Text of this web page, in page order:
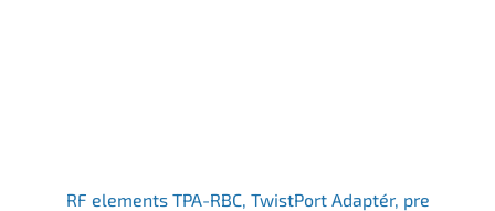
RF elements TPA-RBC, TwistPort Adaptér, pre